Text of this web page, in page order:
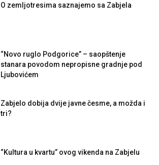
O zemljotresima saznajemo sa Zabjela
“Novo ruglo Podgorice” – saopštenje
stanara povodom nepropisne gradnje pod
Ljubovićem
Zabjelo dobija dvije javne česme, a možda i
tri?
“Kultura u kvartu” ovog vikenda na Zabjelu